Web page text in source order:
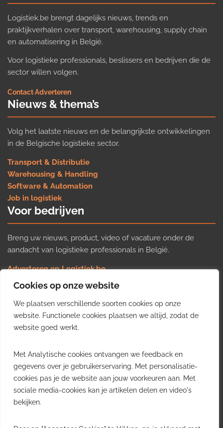
Cookies op onze website
We plaatsen verschillende soorten cookies op onze
website. Functionele cookies plaatsen we altijd, zodat de
website goed werkt.
Met Analytische cookies ontvangen we feedback en
gegevens over je gebruikerservaring. Met personalisatie-
cookies pas je de website aan jouw voorkeuren aan. Met
sociale media-cookies kan je artikelen delen en video's
bekijken.
Logistiek.be brengt dagelijks nieuws, trends en
praktijkverhalen over transport, warehousing, supply chain
en automatisering in België.
Voor logistieke professionals, beslissers en bedrijven die de
sector willen volgen.
Contact·Adverteren
Nieuws & thema’s
Volg het laatste nieuws en de belangrijkste ontwikkelingen
in de Belgische logistieke sector.
Transport & Distributie
Warehousing & Handling
Software & Automation
Job in logistiek
Voor bedrijven
Breng uw nieuws, product, video of vacature onder de
aandacht van logistieke professionals in België.
Adverteren op Logistiek.be
Nieuws insturen
Uw video op Logistiek.TV
Job plaatsen
Gratis wekelijkse update
inzichten uit de Belgische logistieke sector in uw inbox.
Ontvang je gratis
wekelijkse update
Uitschrijven kan altijd.